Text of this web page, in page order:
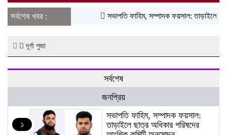
সর্বশেষ খবর :
সভাপতি ফাহিম, সম্পাদক ফয়সাল: তাড়াইলে
দূর্গা পুজা
সর্বশেষ
জনপ্রিয়
১
সভাপতি ফাহিম, সম্পাদক ফয়সাল:
তাড়াইলে ছাত্র অধিকার পরিষদের